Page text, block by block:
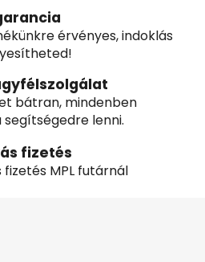
érvényes, indoklás
bátran, mindenben
segítségedre lenni.
fizetés
MPL futárnál